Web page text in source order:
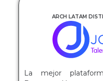
ARCH LATAM
La mejor